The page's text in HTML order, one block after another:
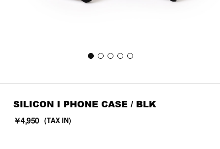
SILICON I PHONE CASE / BLK
￥4,950 (TAX IN)